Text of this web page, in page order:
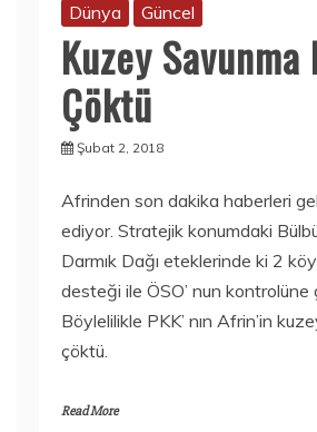
Dünya Güncel
Kuzey Savunma
Çöktü
Şubat 2, 2018
Afrinden son dakika haberleri
ediyor. Stratejik konumdaki
Darmık Dağı eteklerinde ki 2
desteği ile ÖSO’ nun kontrolüne
Böylelilikle PKK’ nın Afrin’in
çöktü.
Read More